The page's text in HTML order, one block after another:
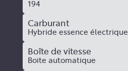
194
Carburant
Hybride essence électrique
Boîte de vitesse
Boite automatique